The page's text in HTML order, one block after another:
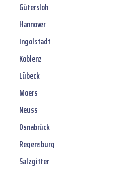
Gütersloh
Hannover
Ingolstadt
Koblenz
Lübeck
Moers
Neuss
Osnabrück
Regensburg
Salzgitter